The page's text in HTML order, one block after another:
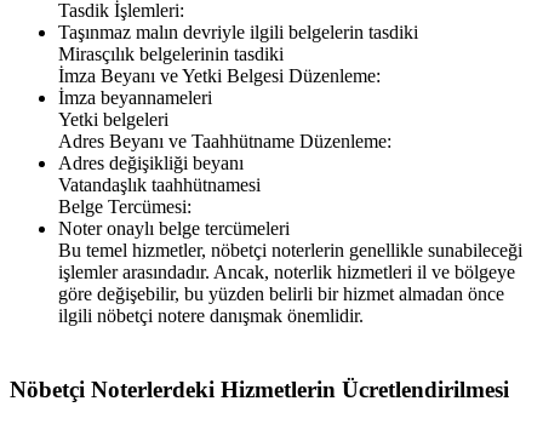
Tasdik İşlemleri:
Taşınmaz malın devriyle ilgili belgelerin tasdiki
Mirasçılık belgelerinin tasdiki
İmza Beyanı ve Yetki Belgesi Düzenleme:
İmza beyannameleri
Yetki belgeleri
Adres Beyanı ve Taahhütname Düzenleme:
Adres değişikliği beyanı
Vatandaşlık taahhütnamesi
Belge Tercümesi:
Noter onaylı belge tercümeleri
Bu temel hizmetler, nöbetçi noterlerin genellikle sunabileceği
işlemler arasındadır. Ancak, noterlik hizmetleri il ve bölgeye
göre değişebilir, bu yüzden belirli bir hizmet almadan önce
ilgili nöbetçi notere danışmak önemlidir.
Nöbetçi Noterlerdeki Hizmetlerin Ücretlendirilmesi